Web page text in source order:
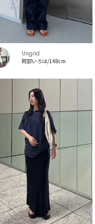
Ungrid
阿部いろは/148cm